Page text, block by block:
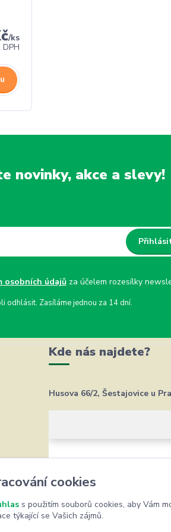
/ks
DPH
novinky, akce a slevy!
osobních údajůza účelem rozesílky
odhlásit. Zasíláme jednou za 14 dní.
Kde nás najdete?
Husova 66/2, Šestajovice u
cookies
s použitím souborů cookies, aby Vám
týkající se Vašich zájmů.